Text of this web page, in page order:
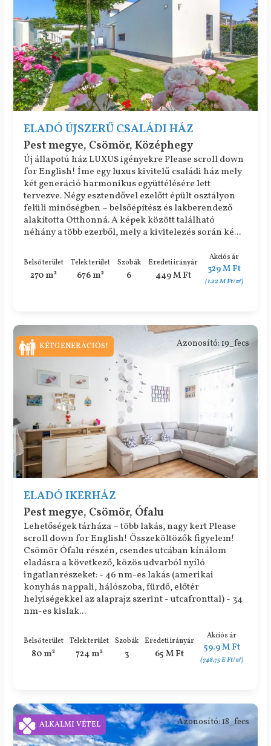
ELADÓ ÚJSZERŰ CSALÁDI HÁZ
Pest megye, Csömör, Középhegy
Új állapotú ház LUXUS igényekre Please scroll down
for English! Íme egy luxus kivitelű családi ház mely
két generáció harmonikus együttélésére lett
tervezve. Négy esztendővel ezelőtt épült osztályon
felüli minőségben – belsőépítész és lakberendező
alakította Otthonná. A képek között található
néhány a több ezerből, mely a kivitelezés során ké...
Belső terület
270 m²
Telek terület
676 m²
Szobák
6
Eredeti irányár
449 M Ft
Akciós ár
329 M Ft
(1.22 M Ft/㎡)
ELADÓ IKERHÁZ
Pest megye, Csömör, Ófalu
Azonosító: 19_fecs
Lehetőségek tárháza – több lakás, nagy kert Please
scroll down for English! Összeköltözők figyelem!
Csömör Ófalu részén, csendes utcában kínálom
eladásra a következő, közös udvarból nyíló
ingatlanrészeket: - 46 nm-es lakás (amerikai
konyhás nappali, hálószoba, fürdő, előtér
helyiségekkel az alaprajz szerint - utcafronttal) - 34
nm-es kislak...
Belső terület
80 m²
Telek terület
724 m²
Szobák
3
Eredeti irányár
65 M Ft
Akciós ár
59.9 M Ft
(748.75 E Ft/㎡)
KÉTGENERÁCIÓS!
Azonosító: 18_fecs
ALKALMI VÉTEL